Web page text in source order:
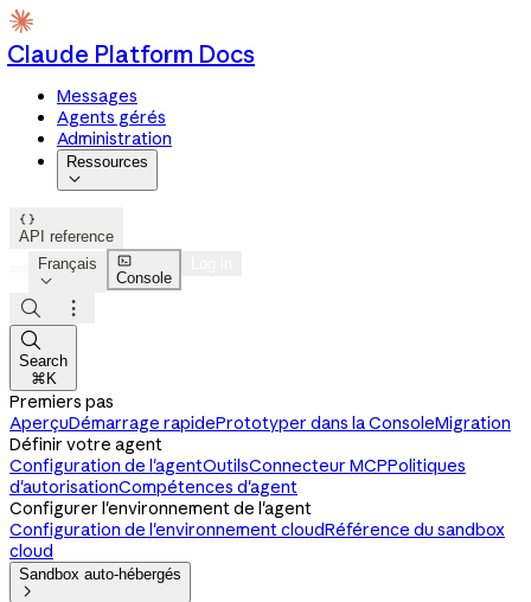
Claude Platform Docs
Messages
Agents gérés
Administration
Ressources


API reference
Français


Console



Search
⌘K
Premiers pas
AperçuDémarrage rapidePrototyper dans la ConsoleMigration
Définir votre agent
Configuration de l'agentOutilsConnecteur MCPPolitiques
d'autorisationCompétences d'agent
Configurer l'environnement de l'agent
Configuration de l'environnement cloudRéférence du sandbox
cloud
Sandbox auto-hébergés
